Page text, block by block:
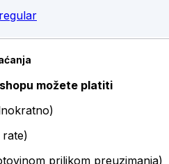
regular
možete platiti
rate)
prilikom preuzimanja)